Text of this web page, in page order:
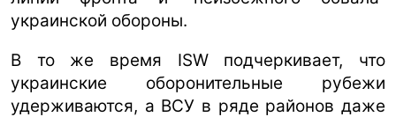
украинской обороны.
В то же время ISW подчеркивает, что
украинские оборонительные рубежи
удерживаются, а ВСУ в ряде районов даже